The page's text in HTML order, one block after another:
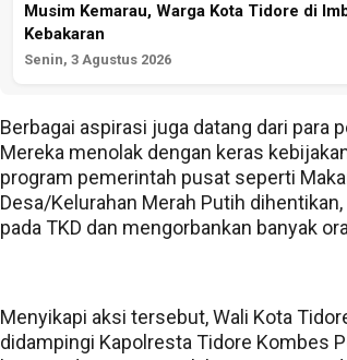
Musim Kemarau, Warga Kota Tidore di
Kebakaran
Senin, 3 Agustus 2026
Berbagai aspirasi juga datang dari para
Mereka menolak dengan keras
program pemerintah pusat seperti
Desa/Kelurahan Merah Putih
pada TKD dan mengorbankan banyak
Menyikapi aksi tersebut, Wali Kota
didampingi Kapolresta Tidore Kombes